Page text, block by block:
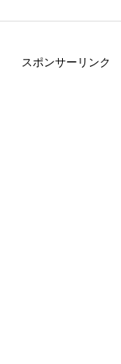
スポンサーリンク